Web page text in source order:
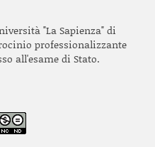
"La Sapienza" di
professionalizzante
all'esame di Stato.